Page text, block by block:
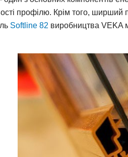
профілю. Крім того,
Softline 82 виробництва VEKA